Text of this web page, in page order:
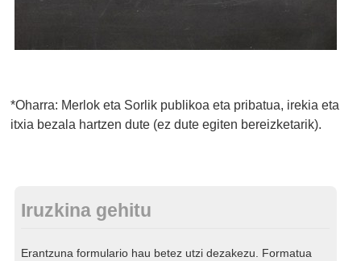
*Oharra: Merlok eta Sorlik publikoa eta pribatua, irekia eta
itxia bezala hartzen dute (ez dute egiten bereizketarik).
Iruzkina gehitu
Erantzuna formulario hau betez utzi dezakezu. Formatua